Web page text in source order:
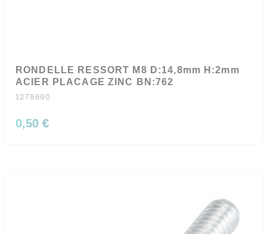
RONDELLE RESSORT M8 D:14,8mm H:2mm
ACIER PLACAGE ZINC BN:762
1275690
0,50 €